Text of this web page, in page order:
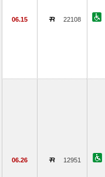
06.15 22108
06.26 12951